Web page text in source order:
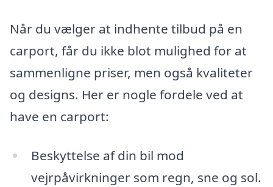
Når du vælger at indhente tilbud på en
carport, får du ikke blot mulighed for at
sammenligne priser, men også kvaliteter
og designs. Her er nogle fordele ved at
have en carport:
Beskyttelse af din bil mod
vejrpåvirkninger som regn, sne og sol.